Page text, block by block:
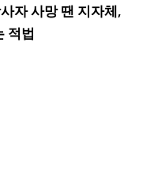
자 사망 땐 지자체,
적법